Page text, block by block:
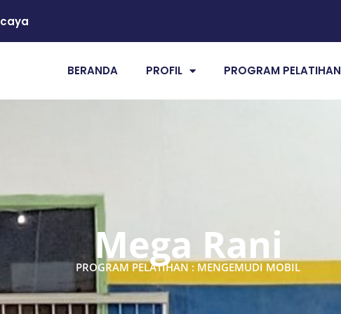
BERANDA PROFIL PROGRAM PELATIHAN
Mega Rani
PROGRAM PELATIHAN : MENGEMUDI MOBIL